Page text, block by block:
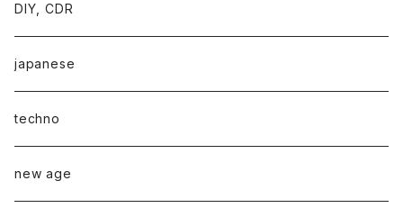
DIY, CDR
japanese
techno
new age